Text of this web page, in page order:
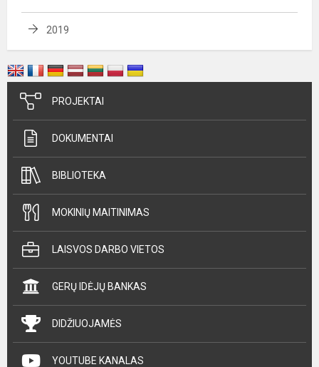
2019
PROJEKTAI
DOKUMENTAI
BIBLIOTEKA
MOKINIŲ MAITINIMAS
LAISVOS DARBO VIETOS
GERŲ IDĖJŲ BANKAS
DIDŽIUOJAMĖS
YOUTUBE KANALAS